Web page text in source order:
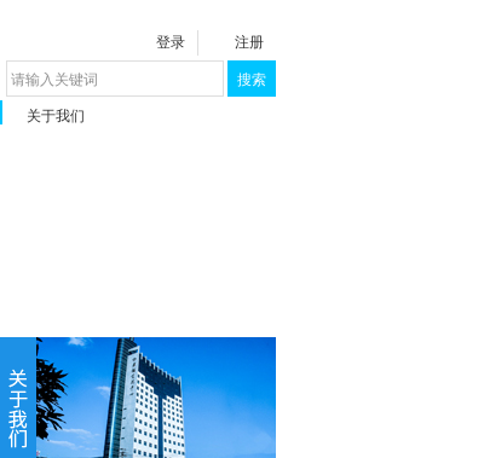
登录
注册
搜索
关于我们